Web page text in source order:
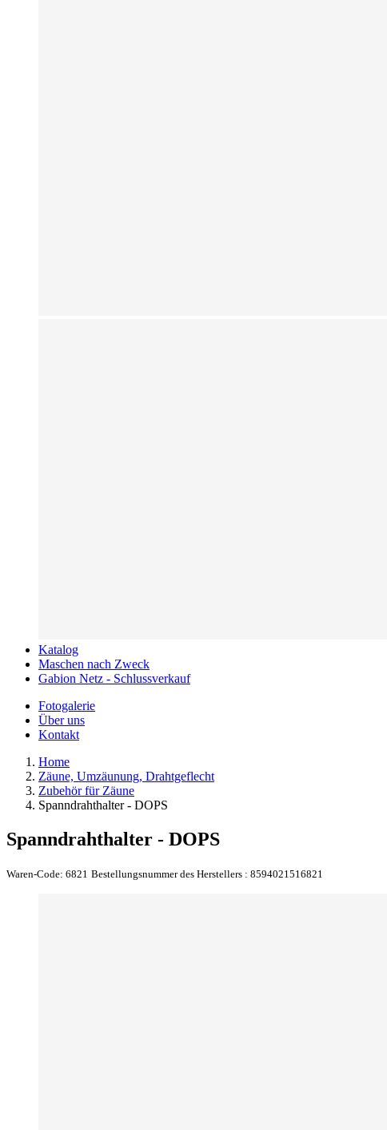
Katalog
Maschen nach Zweck
Gabion Netz - Schlussverkauf
Fotogalerie
Über uns
Kontakt
Home
Zäune, Umzäunung, Drahtgeflecht
Zubehör für Zäune
Spanndrahthalter - DOPS
Spanndrahthalter - DOPS
Waren-Code: 6821 Bestellungsnummer des Herstellers : 8594021516821